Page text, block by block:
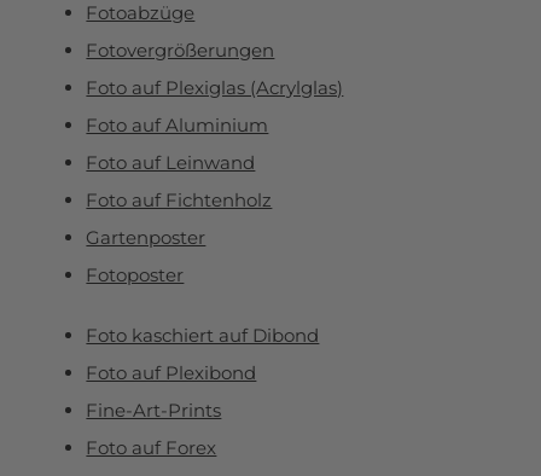
Fotoabzüge
Fotovergrößerungen
Foto auf Plexiglas (Acrylglas)
Foto auf Aluminium
Foto auf Leinwand
Foto auf Fichtenholz
Gartenposter
Fotoposter
Foto kaschiert auf Dibond
Foto auf Plexibond
Fine-Art-Prints
Foto auf Forex